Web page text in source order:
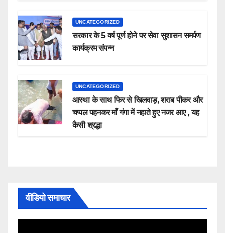
UNCATEGORIZED
सरकार के 5 वर्ष पूर्ण होने पर सेवा सुशासन समर्पण
कार्यक्रम संपन्न
UNCATEGORIZED
आस्था के साथ फिर से खिलवाड़, शराब पीकर और
चप्पल पहनकर माँ गंगा में नहाते हुए नजर आए , यह
कैसी श्रद्धा
वीडियो समाचार